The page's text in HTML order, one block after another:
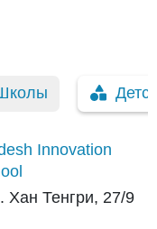
Innovation
Хан Тенгри, 27/9